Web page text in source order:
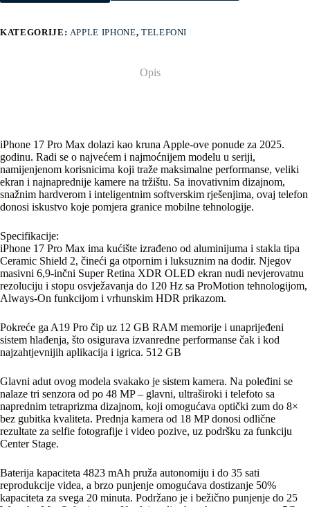
KATEGORIJE: APPLE IPHONE, TELEFONI
Opis
iPhone 17 Pro Max dolazi kao kruna Apple-ove ponude za 2025.
godinu. Radi se o najvećem i najmoćnijem modelu u seriji,
namijenjenom korisnicima koji traže maksimalne performanse, veliki
ekran i najnaprednije kamere na tržištu. Sa inovativnim dizajnom,
snažnim hardverom i inteligentnim softverskim rješenjima, ovaj telefon
donosi iskustvo koje pomjera granice mobilne tehnologije.
Specifikacije:
iPhone 17 Pro Max ima kućište izrađeno od aluminijuma i stakla tipa
Ceramic Shield 2, čineći ga otpornim i luksuznim na dodir. Njegov
masivni 6,9-inčni Super Retina XDR OLED ekran nudi nevjerovatnu
rezoluciju i stopu osvježavanja do 120 Hz sa ProMotion tehnologijom,
Always-On funkcijom i vrhunskim HDR prikazom.
Pokreće ga A19 Pro čip uz 12 GB RAM memorije i unaprijeđeni
sistem hlađenja, što osigurava izvanredne performanse čak i kod
najzahtjevnijih aplikacija i igrica. 512 GB
Glavni adut ovog modela svakako je sistem kamera. Na poleđini se
nalaze tri senzora od po 48 MP – glavni, ultraširoki i telefoto sa
naprednim tetraprizma dizajnom, koji omogućava optički zum do 8×
bez gubitka kvaliteta. Prednja kamera od 18 MP donosi odlične
rezultate za selfie fotografije i video pozive, uz podršku za funkciju
Center Stage.
Baterija kapaciteta 4823 mAh pruža autonomiju i do 35 sati
reprodukcije videa, a brzo punjenje omogućava dostizanje 50%
kapaciteta za svega 20 minuta. Podržano je i bežično punjenje do 25